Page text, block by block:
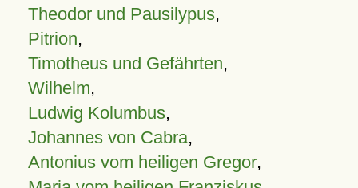
Theodor und Pausilypus,
Pitrion,
Timotheus und Gefährten,
Wilhelm,
Ludwig Kolumbus,
Johannes von Cabra,
Antonius vom heiligen Gregor,